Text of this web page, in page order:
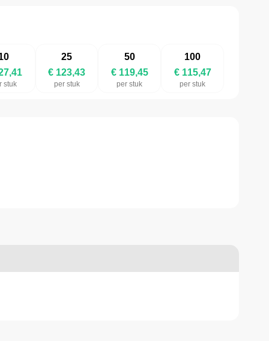
stuk
25
€ 123,43
per stuk
50
€ 119,45
per stuk
100
€ 115,47
per stuk